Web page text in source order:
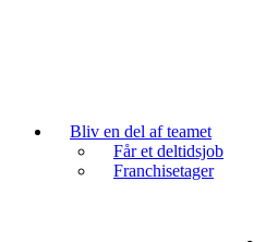
Bliv en del af teamet
Får et deltidsjob
Franchisetager